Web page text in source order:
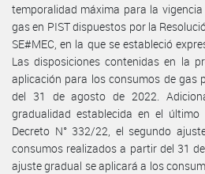
temporalidad máxima para la
gas en PIST dispuestos por la
SE#MEC, en la que se estableció
Las disposiciones contenidas en la
aplicación para los consumos de gas
del 31 de agosto de 2022.
gradualidad establecida en el
Decreto N° 332/22, el segundo
consumos realizados a partir del 31
ajuste gradual se aplicará a los